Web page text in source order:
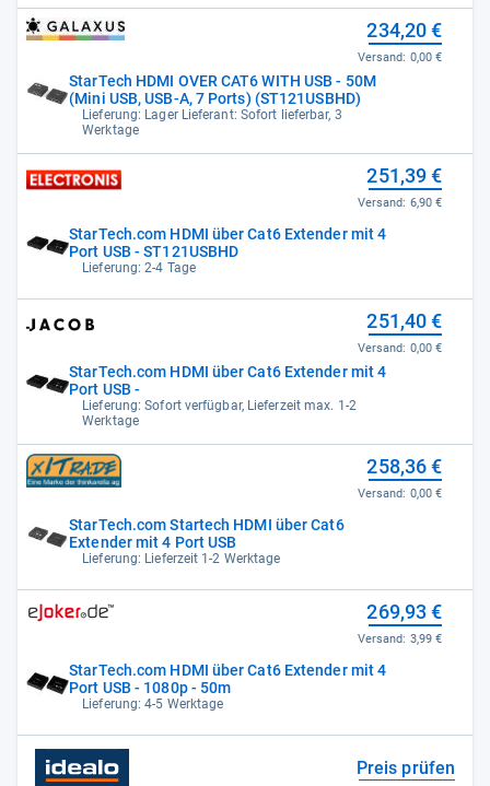
StarTech HDMI OVER CAT6 WITH USB - 50M
(Mini USB, USB-A, 7 Ports) (ST121USBHD)
Lieferung: Lager Lieferant: Sofort lieferbar, 3
Werktage
234,20 €
Versand: 0,00 €
StarTech.com HDMI über Cat6 Extender mit 4
Port USB - ST121USBHD
Lieferung: 2-4 Tage
251,39 €
Versand: 6,90 €
StarTech.com HDMI über Cat6 Extender mit 4
Port USB -
Lieferung: Sofort verfügbar, Lieferzeit max. 1-2
Werktage
251,40 €
Versand: 0,00 €
StarTech.com Startech HDMI über Cat6
Extender mit 4 Port USB
Lieferung: Lieferzeit 1-2 Werktage
258,36 €
Versand: 0,00 €
StarTech.com HDMI über Cat6 Extender mit 4
Port USB - 1080p - 50m
Lieferung: 4-5 Werktage
269,93 €
Versand: 3,99 €
Preis prüfen